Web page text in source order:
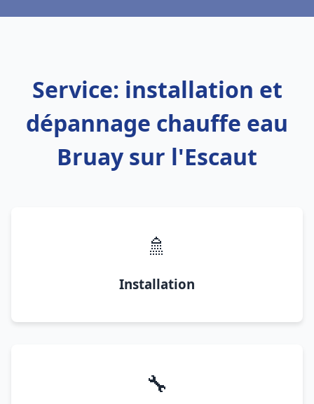
Service: installation et
dépannage chauffe eau
Bruay sur l'Escaut
🚿
Installation
🔧